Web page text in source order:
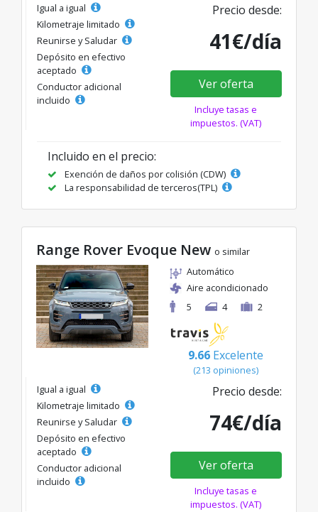
Igual a igual
Kilometraje limitado
Reunirse y Saludar
Depósito en efectivo
aceptado
Conductor adicional
incluido
Precio desde:
41€/día
Ver oferta
Incluye tasas e
impuestos. (VAT)
Incluido en el precio:
Exención de daños por colisión (CDW)
La responsabilidad de terceros(TPL)
Range Rover Evoque New o similar
Automático
Aire acondicionado
5
4 2
9.66 Excelente
(213 opiniones)
Igual a igual
Kilometraje limitado
Reunirse y Saludar
Depósito en efectivo
aceptado
Conductor adicional
incluido
Precio desde:
74€/día
Ver oferta
Incluye tasas e
impuestos. (VAT)